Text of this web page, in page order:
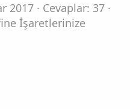
2017
Cevaplar: 37
İşaretlerinize